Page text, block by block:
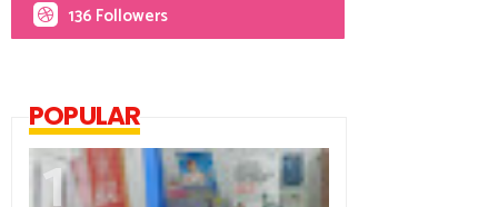
136 Followers
POPULAR